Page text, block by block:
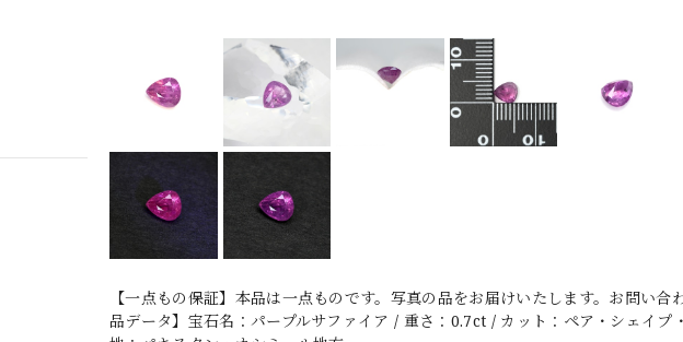
【一点もの保証】本品は一点ものです。写真の品をお届けいたします。お問い
品データ】宝石名：パープルサファイア / 重さ：0.7ct / カット：ペア・シェイ